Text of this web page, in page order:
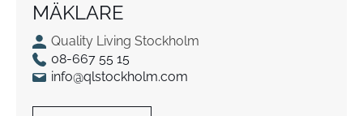
MÄKLARE
Quality Living Stockholm
08-667 55 15
info@qlstockholm.com